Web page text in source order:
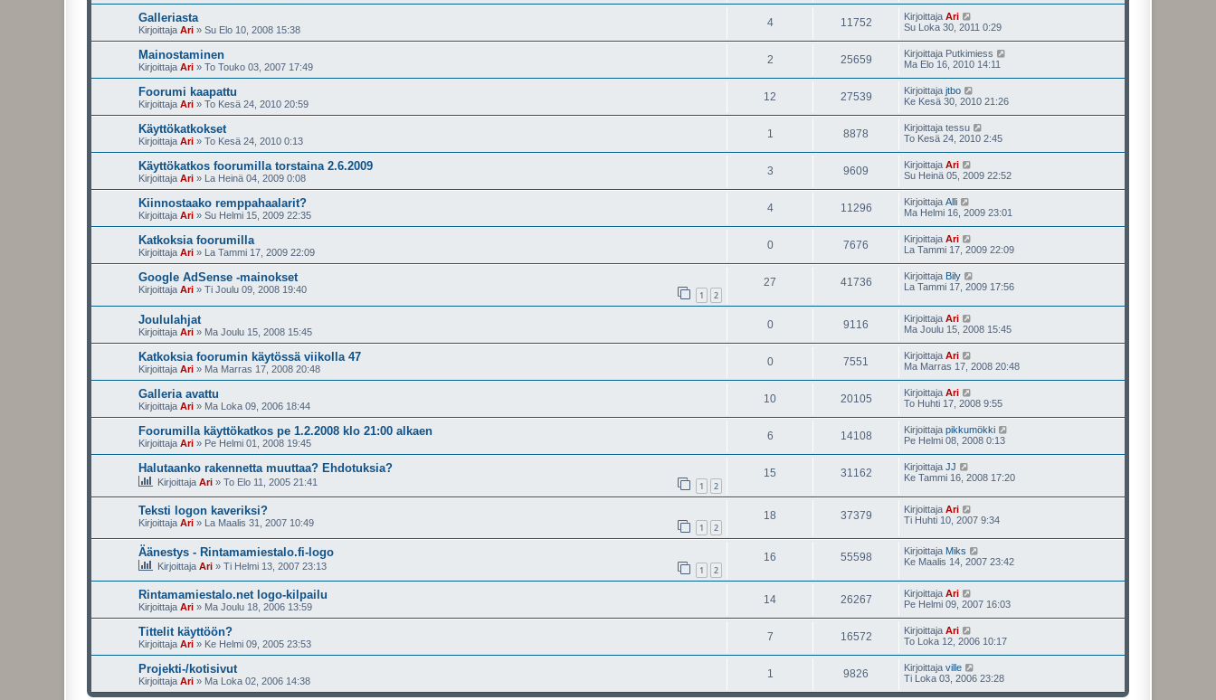
Galleriasta
Kirjoittaja Ari » Su Elo 10, 2008 15:38
4 11752 Kirjoittaja Ari
Su Loka 30, 2011 0:29
Mainostaminen
Kirjoittaja Ari » To Touko 03, 2007 17:49
2 25659 Kirjoittaja Putkimiess
Ma Elo 16, 2010 14:11
Foorumi kaapattu
Kirjoittaja Ari » To Kesä 24, 2010 20:59
12 27539 Kirjoittaja jtbo
Ke Kesä 30, 2010 21:26
Käyttökatkokset
Kirjoittaja Ari » To Kesä 24, 2010 0:13
1 8878 Kirjoittaja tessu
To Kesä 24, 2010 2:45
Käyttökatkos foorumilla torstaina 2.6.2009
Kirjoittaja Ari » La Heinä 04, 2009 0:08
3 9609 Kirjoittaja Ari
Su Heinä 05, 2009 22:52
Kiinnostaako remppahaalarit?
Kirjoittaja Ari » Su Helmi 15, 2009 22:35
4 11296 Kirjoittaja Alli
Ma Helmi 16, 2009 23:01
Katkoksia foorumilla
Kirjoittaja Ari » La Tammi 17, 2009 22:09
0 7676 Kirjoittaja Ari
La Tammi 17, 2009 22:09
Google AdSense -mainokset
Kirjoittaja Ari » Ti Joulu 09, 2008 19:40 1 2
27 41736 Kirjoittaja Bily
La Tammi 17, 2009 17:56
Joululahjat
Kirjoittaja Ari » Ma Joulu 15, 2008 15:45
0 9116 Kirjoittaja Ari
Ma Joulu 15, 2008 15:45
Katkoksia foorumin käytössä viikolla 47
Kirjoittaja Ari » Ma Marras 17, 2008 20:48
0 7551 Kirjoittaja Ari
Ma Marras 17, 2008 20:48
Galleria avattu
Kirjoittaja Ari » Ma Loka 09, 2006 18:44
10 20105 Kirjoittaja Ari
To Huhti 17, 2008 9:55
Foorumilla käyttökatkos pe 1.2.2008 klo 21:00 alkaen
Kirjoittaja Ari » Pe Helmi 01, 2008 19:45
6 14108 Kirjoittaja pikkumökki
Pe Helmi 08, 2008 0:13
Halutaanko rakennetta muuttaa? Ehdotuksia?
Kirjoittaja Ari » To Elo 11, 2005 21:41 1 2
15 31162 Kirjoittaja JJ
Ke Tammi 16, 2008 17:20
Teksti logon kaveriksi?
Kirjoittaja Ari » La Maalis 31, 2007 10:49 1 2
18 37379 Kirjoittaja Ari
Ti Huhti 10, 2007 9:34
Äänestys - Rintamamiestalo.fi-logo
Kirjoittaja Ari » Ti Helmi 13, 2007 23:13 1 2
16 55598 Kirjoittaja Miks
Ke Maalis 14, 2007 23:42
Rintamamiestalo.net logo-kilpailu
Kirjoittaja Ari » Ma Joulu 18, 2006 13:59
14 26267 Kirjoittaja Ari
Pe Helmi 09, 2007 16:03
Tittelit käyttöön?
Kirjoittaja Ari » Ke Helmi 09, 2005 23:53
7 16572 Kirjoittaja Ari
To Loka 12, 2006 10:17
Projekti-/kotisivut
Kirjoittaja Ari » Ma Loka 02, 2006 14:38
1 9826 Kirjoittaja ville
Ti Loka 03, 2006 23:28